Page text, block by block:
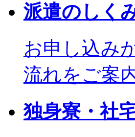
派遣のしく
お申し込み
流れをご案
独身寮・社